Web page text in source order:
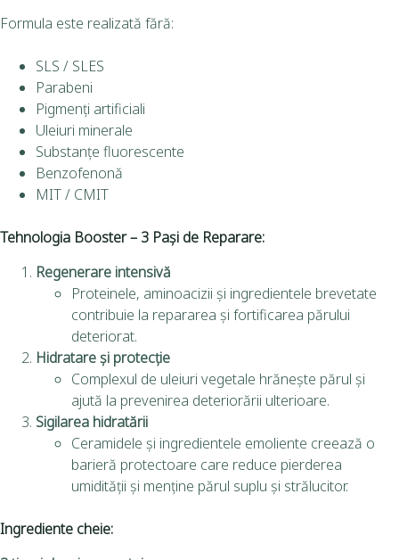
Formula este realizată fără:
SLS / SLES
Parabeni
Pigmenți artificiali
Uleiuri minerale
Substanțe fluorescente
Benzofenonă
MIT / CMIT
Tehnologia Booster – 3 Pași de Reparare:
Regenerare intensivă
Proteinele, aminoacizii și ingredientele brevetate
contribuie la repararea și fortificarea părului
deteriorat.
Hidratare și protecție
Complexul de uleiuri vegetale hrănește părul și
ajută la prevenirea deteriorării ulterioare.
Sigilarea hidratării
Ceramidele și ingredientele emoliente creează o
barieră protectoare care reduce pierderea
umidității și menține părul suplu și strălucitor.
Ingrediente cheie: